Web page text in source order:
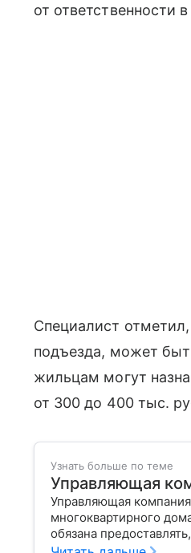
от ответственности
Специалист
подъезда, может
жильцам могут
от 300 до 400 тыс.
Узнать больше по теме
Управляющая
Управляющая
многоквартирного
обязана
плохо.